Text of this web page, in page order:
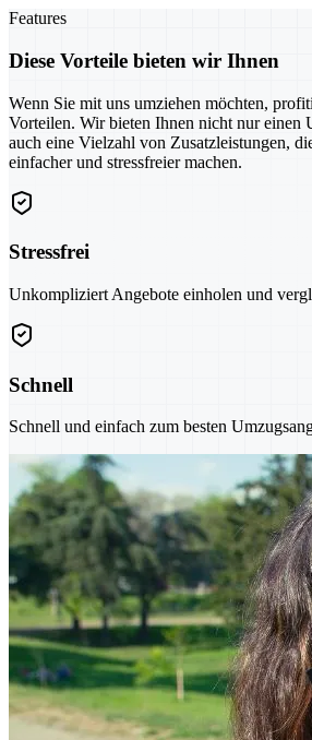
Features
Diese Vorteile bieten wir Ihnen
Wenn Sie mit uns umziehen möchten,
Vorteilen. Wir bieten Ihnen nicht nur einen
auch eine Vielzahl von Zusatzleistungen,
einfacher und stressfreier machen.
Stressfrei
Unkompliziert Angebote einholen und
Schnell
Schnell und einfach zum besten